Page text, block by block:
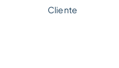
Cliente